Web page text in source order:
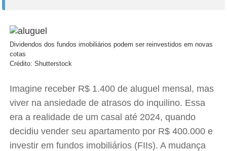
Dividendos dos fundos imobiliários podem ser reinvestidos em novas
cotas
Crédito: Shutterstock
Imagine receber R$ 1.400 de aluguel mensal, mas
viver na ansiedade de atrasos do inquilino. Essa
era a realidade de um casal até 2024, quando
decidiu vender seu apartamento por R$ 400.000 e
investir em fundos imobiliários (FIIs). A mudança